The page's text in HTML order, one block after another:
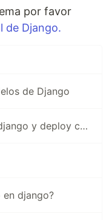
por favor
de Django.
de Django
Tutorial de Cookiecutter-django y deploy con Docker-compose en linux
en django?